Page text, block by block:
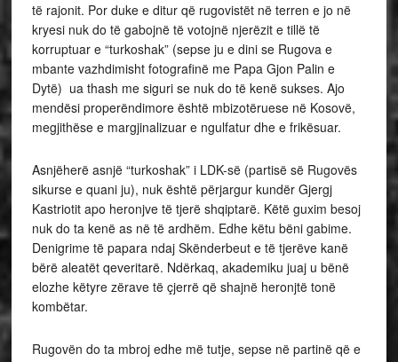
të rajonit. Por duke e ditur që rugovistët në terren e jo në
kryesi nuk do të gabojnë të votojnë njerëzit e tillë të
korruptuar e “turkoshak” (sepse ju e dini se Rugova e
mbante vazhdimisht fotografinë me Papa Gjon Palin e
Dytë) ua thash me siguri se nuk do të kenë sukses. Ajo
mendësi properëndimore është mbizotëruese në Kosovë,
megjithëse e margjinalizuar e ngulfatur dhe e frikësuar.
Asnjëherë asnjë “turkoshak” i LDK-së (partisë së Rugovës
sikurse e quani ju), nuk është përjargur kundër Gjergj
Kastriotit apo heronjve të tjerë shqiptarë. Këtë guxim besoj
nuk do ta kenë as në të ardhëm. Edhe këtu bëni gabime.
Denigrime të papara ndaj Skënderbeut e të tjerëve kanë
bërë aleatët qeveritarë. Ndërkaq, akademiku juaj u bënë
elozhe këtyre zërave të çjerrë që shajnë heronjtë tonë
kombëtar.
Rugovën do ta mbroj edhe më tutje, sepse në partinë që e